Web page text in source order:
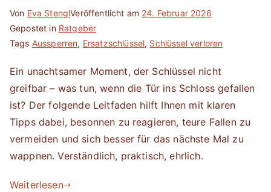
Von Eva StenglVeröffentlicht am 24. Februar 2026
Gepostet in Ratgeber
Tags Aussperren, Ersatzschlüssel, Schlüssel verloren
Ein unachtsamer Moment, der Schlüssel nicht
greifbar – was tun, wenn die Tür ins Schloss gefallen
ist? Der folgende Leitfaden hilft Ihnen mit klaren
Tipps dabei, besonnen zu reagieren, teure Fallen zu
vermeiden und sich besser für das nächste Mal zu
wappnen. Verständlich, praktisch, ehrlich.
Weiterlesen